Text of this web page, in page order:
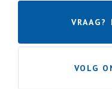
VRAAG?
VOLG